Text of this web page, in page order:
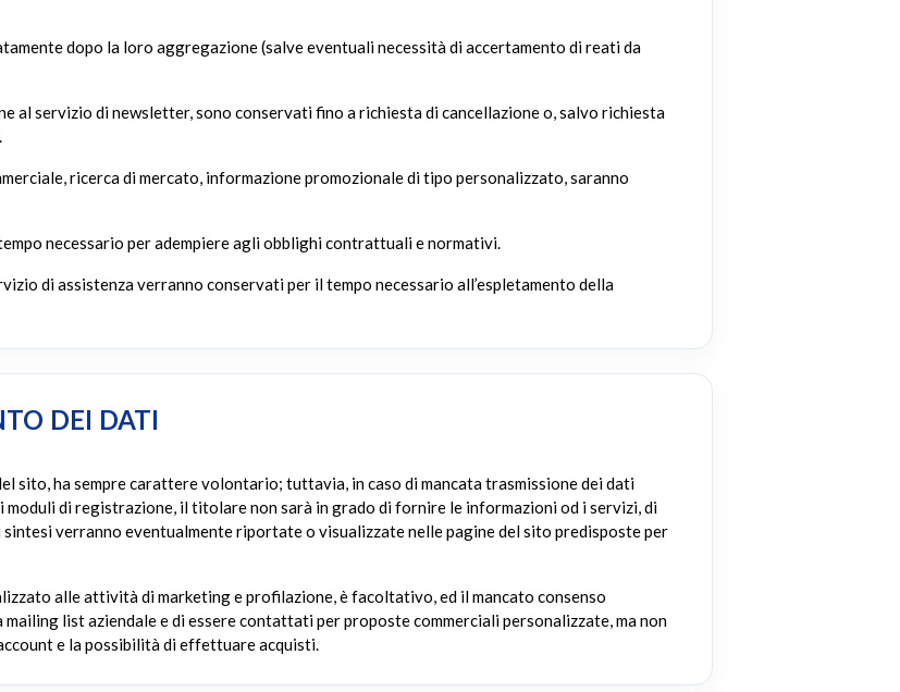
dopo la loro aggregazione (salve eventuali necessità di accertamento di reati da
al servizio di newsletter, sono conservati fino a richiesta di cancellazione o, salvo richiesta
ricerca di mercato, informazione promozionale di tipo personalizzato, saranno
necessario per adempiere agli obblighi contrattuali e normativi.
di assistenza verranno conservati per il tempo necessario all’espletamento della
DEI DATI
sito, ha sempre carattere volontario; tuttavia, in caso di mancata trasmissione dei dati
di registrazione, il titolare non sarà in grado di fornire le informazioni od i servizi, di
verranno eventualmente riportate o visualizzate nelle pagine del sito predisposte per
alle attività di marketing e profilazione, è facoltativo, ed il mancato consenso
list aziendale e di essere contattati per proposte commerciali personalizzate, ma non
e la possibilità di effettuare acquisti.